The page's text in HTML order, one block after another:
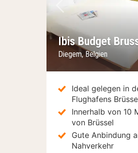
Vorheriges Bild
Ibis Budget
Diegem, Belgien
Ideal gelegen in
Flughafens
Innerhalb von 10
von Brüssel
Gute Anbindung
Nahverkehr